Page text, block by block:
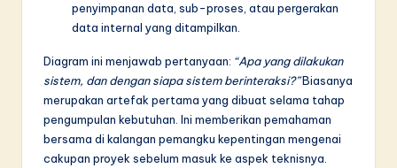
penyimpanan data, sub-proses, atau pergerakan
data internal yang ditampilkan.
Diagram ini menjawab pertanyaan: “Apa yang dilakukan
sistem, dan dengan siapa sistem berinteraksi?”Biasanya
merupakan artefak pertama yang dibuat selama tahap
pengumpulan kebutuhan. Ini memberikan pemahaman
bersama di kalangan pemangku kepentingan mengenai
cakupan proyek sebelum masuk ke aspek teknisnya.